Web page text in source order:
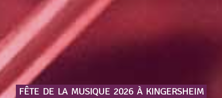
FÊTE DE LA MUSIQUE 2026 À KINGERSHEIM